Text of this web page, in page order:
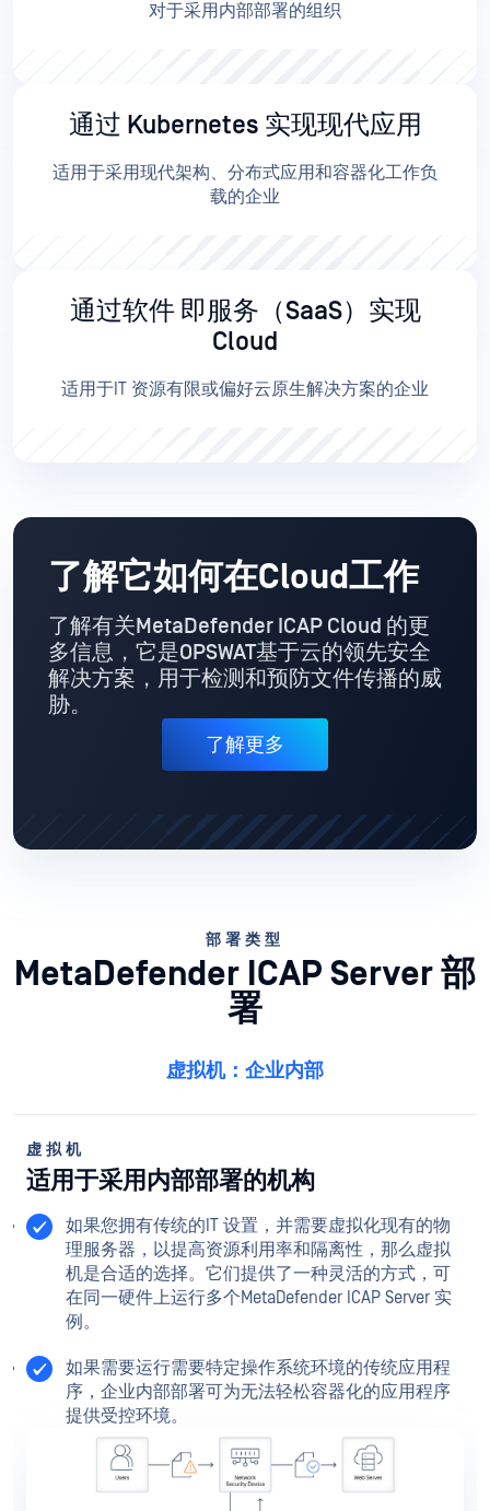
对于采用内部部署的组织
通过 Kubernetes 实现现代应用
适用于采用现代架构、分布式应用和容器化工作负
载的企业
通过软件 即服务（SaaS）实现
Cloud
适用于IT 资源有限或偏好云原生解决方案的企业
了解它如何在Cloud工作
了解有关MetaDefender ICAP Cloud 的更
多信息，它是OPSWAT基于云的领先安全
解决方案，用于检测和预防文件传播的威
胁。
了解更多
部署类型
MetaDefender ICAP Server 部
署
虚拟机：企业内部
虚拟机
适用于采用内部部署的机构
如果您拥有传统的IT 设置，并需要虚拟化现有的物
理服务器，以提高资源利用率和隔离性，那么虚拟
机是合适的选择。它们提供了一种灵活的方式，可
在同一硬件上运行多个MetaDefender ICAP Server 实
例。
如果需要运行需要特定操作系统环境的传统应用程
序，企业内部部署可为无法轻松容器化的应用程序
提供受控环境。